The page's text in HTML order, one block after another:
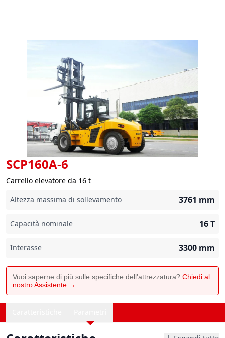
SCP160A-6
Carrello elevatore da 16 t
Altezza massima di sollevamento
3761 mm
Capacità nominale 16T
Interasse 3300 mm
Vuoi saperne di più sulle specifiche dell'attrezzatura? Chiedi al
nostro Assistente →